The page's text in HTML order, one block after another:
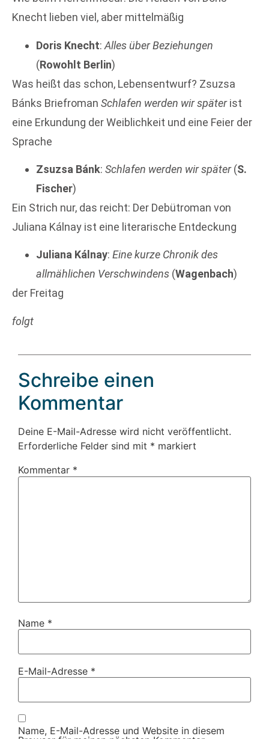
Knecht lieben viel, aber mittelmäßig
Doris Knecht: Alles über Beziehungen
(Rowohlt Berlin)
Was heißt das schon, Lebensentwurf? Zsuzsa
Bánks Briefroman Schlafen werden wir späterist
eine Erkundung der Weiblichkeit und eine Feier der
Sprache
Zsuzsa Bánk: Schlafen werden wir später(S.
Fischer)
Ein Strich nur, das reicht: Der Debütroman von
Juliana Kálnay ist eine literarische Entdeckung
Juliana Kálnay: Eine kurze Chronik des
allmählichen Verschwindens (Wagenbach)
der Freitag
folgt
Schreibe einen
Kommentar
Deine E-Mail-Adresse wird nicht veröffentlicht.
Erforderliche Felder sind mit * markiert
Kommentar *
Name *
E-Mail-Adresse *
Name, E-Mail-Adresse und Website in diesem